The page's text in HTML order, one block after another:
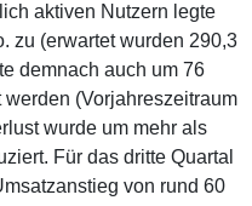
aktiven Nutzern legte
zu (erwartet wurden 290,3
demnach auch um 76
(Vorjahreszeitraum
wurde um mehr als
Für das dritte Quartal
von rund 60